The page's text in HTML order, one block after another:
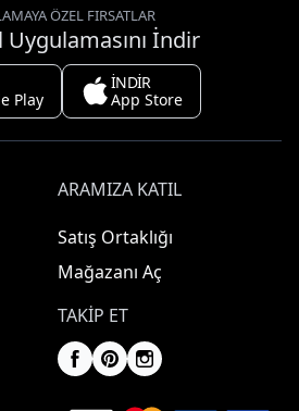
ÖZEL FIRSATLAR
Uygulamasını İndir
Play
İNDİR
App Store
ARAMIZA KATIL
Satış Ortaklığı
Mağazanı Aç
TAKIP ET